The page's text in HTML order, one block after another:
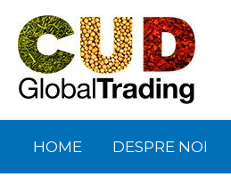
content
HOME DESPRE NOI
navigation